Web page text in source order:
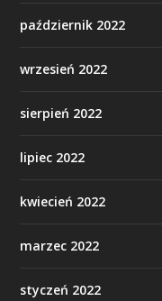
październik 2022
wrzesień 2022
sierpień 2022
lipiec 2022
kwiecień 2022
marzec 2022
styczeń 2022